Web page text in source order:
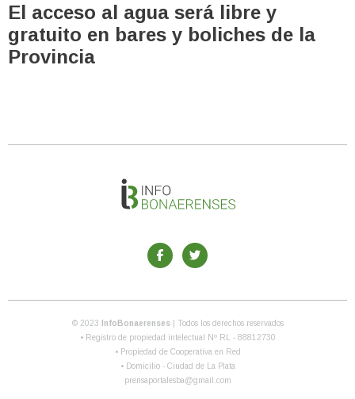
El acceso al agua será libre y
gratuito en bares y boliches de la
Provincia
© 2023 InfoBonaerenses
| Todos los derechos reservados
• Registro de propiedad intelectual Nº RL - 88812730
• Propiedad de Cooperativa en Red
• Domicilio - Ciudad de La Plata
prensaportalesba@gmail.com